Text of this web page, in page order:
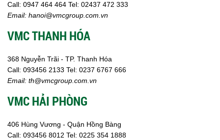
Call: 0947 464 464 Tel: 02437 472 333
Email: hanoi@vmcgroup.com.vn
VMC THANH HÓA
368 Nguyễn Trãi - TP. Thanh Hóa
Call: 093456 2133 Tel: 0237 6767 666
Email: th@vmcgroup.com.vn
VMC HẢI PHÒNG
406 Hùng Vương - Quận Hồng Bàng
Call: 093456 8012 Tel: 0225 354 1888